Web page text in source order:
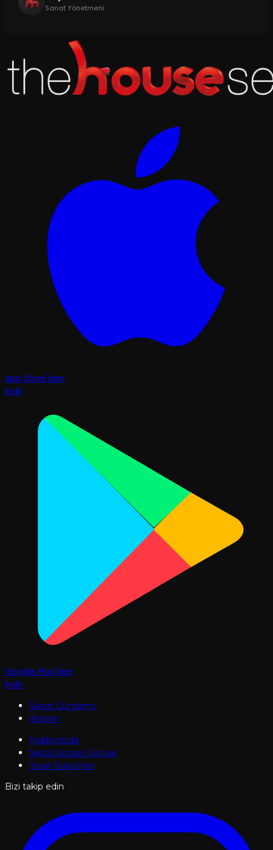
Sanat Yönetmeni
App Store'dan
İndir
Google Play'den
İndir
Sanat Gündemi
İletişim
Hakkımızda
Sıkça Sorulan Sorular
Yasal Hükümler
Bizi takip edin